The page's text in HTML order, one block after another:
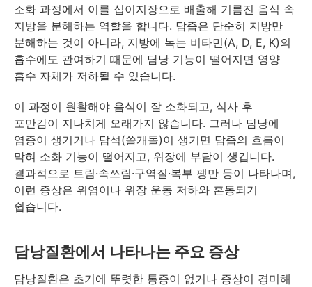
소화 과정에서 이를 십이지장으로 배출해 기름진 음식 속
지방을 분해하는 역할을 합니다. 담즙은 단순히 지방만
분해하는 것이 아니라, 지방에 녹는 비타민(A, D, E, K)의
흡수에도 관여하기 때문에 담낭 기능이 떨어지면 영양
흡수 자체가 저하될 수 있습니다.
이 과정이 원활해야 음식이 잘 소화되고, 식사 후
포만감이 지나치게 오래가지 않습니다. 그러나 담낭에
염증이 생기거나 담석(쓸개돌)이 생기면 담즙의 흐름이
막혀 소화 기능이 떨어지고, 위장에 부담이 생깁니다.
결과적으로 트림·속쓰림·구역질·복부 팽만 등이 나타나며,
이런 증상은 위염이나 위장 운동 저하와 혼동되기
쉽습니다.
담낭질환에서 나타나는 주요 증상
담낭질환은 초기에 뚜렷한 통증이 없거나 증상이 경미해